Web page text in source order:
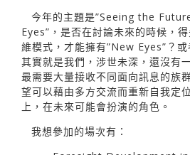
今年的主題是”Seeing the
Eyes”，是否在討論未來的時候，
維模式，才能擁有”New Eyes”？
其實就是我們，涉世未深，還沒有
最需要大量接收不同面向訊息的族
望可以藉由多方交流而重新自我定
上，在未來可能會扮演的角色。
我想參加的場次有：